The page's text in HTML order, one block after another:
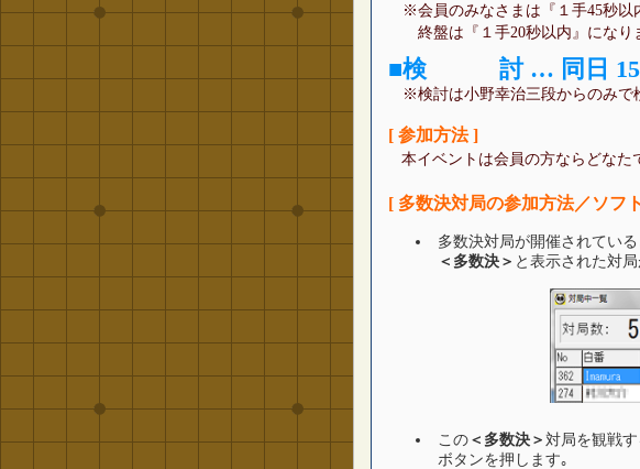
※会員のみなさまは『１手45秒以
終盤は『１手20秒以内』になり
■検 討 … 同日 15:30
※検討は小野幸治三段からのみで
[ 参加方法 ]
本イベントは会員の方ならどなた
[ 多数決対局の参加方法／ソフ
多数決対局が開催されてい
＜多数決＞ と表示された対局
この ＜多数決＞ 対局を観戦
ボタンを押します｡